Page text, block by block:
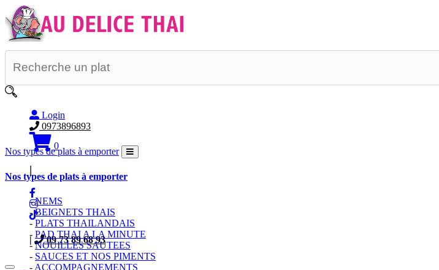
Login
0973896893
0
|
| 09 73 89 68 93
Nos types de plats à emporter
Nos types de plats à emporter
-NEMS
-BEIGNETS THAIS
-PLATS THAILANDAIS
- PAD THAI A LA MINUTE
-NOUILLES SAUTEES
- SAUCES ET NOS PIMENTS
- ACCOMPAGNEMENTS